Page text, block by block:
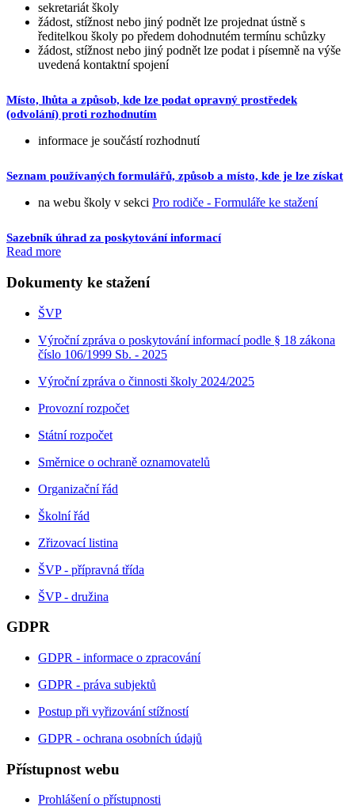
sekretariát školy
žádost, stížnost nebo jiný podnět lze projednat ústně s
ředitelkou školy po předem dohodnutém termínu schůzky
žádost, stížnost nebo jiný podnět lze podat i písemně na výše
uvedená kontaktní spojení
Místo, lhůta a způsob, kde lze podat opravný prostředek
(odvolání) proti rozhodnutím
informace je součástí rozhodnutí
Seznam používaných formulářů, způsob a místo, kde je lze získat
na webu školy v sekci Pro rodiče - Formuláře ke stažení
Sazebník úhrad za poskytování informací
Read more
Dokumenty ke stažení
ŠVP
Výroční zpráva o poskytování informací podle § 18 zákona
číslo 106/1999 Sb. - 2025
Výroční zpráva o činnosti školy 2024/2025
Provozní rozpočet
Státní rozpočet
Směrnice o ochraně oznamovatelů
Organizační řád
Školní řád
Zřizovací listina
ŠVP - přípravná třída
ŠVP - družina
GDPR
GDPR - informace o zpracování
GDPR - práva subjektů
Postup při vyřizování stížností
GDPR - ochrana osobních údajů
Přístupnost webu
Prohlášení o přístupnosti